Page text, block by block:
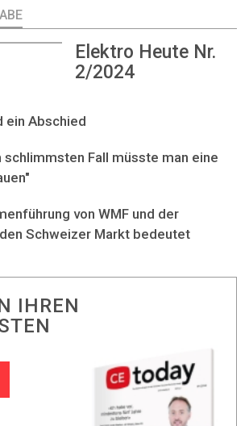
Elektro Heute Nr.
2/2024
ein Abschied
schlimmsten Fall müsste man eine
von WMF und der
Schweizer Markt bedeutet
IHREN